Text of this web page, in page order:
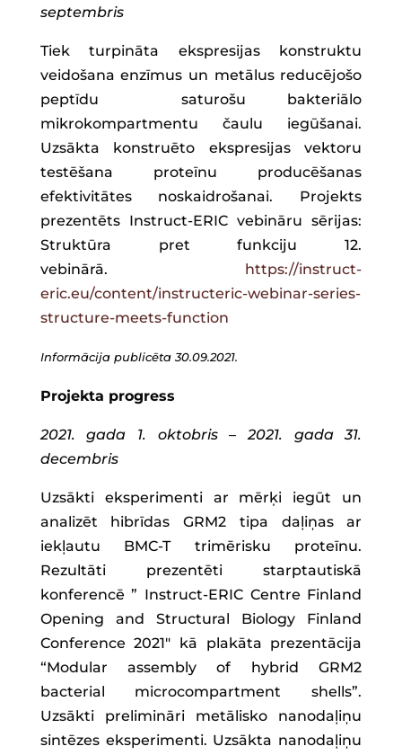
septembris
Tiek turpināta ekspresijas konstruktu
veidošana enzīmus un metālus reducējošo
peptīdu saturošu bakteriālo
mikrokompartmentu čaulu iegūšanai.
Uzsākta konstruēto ekspresijas vektoru
testēšana proteīnu producēšanas
efektivitātes noskaidrošanai. Projekts
prezentēts Instruct-ERIC vebināru sērijas:
Struktūra pret funkciju 12.
vebinārā. https://instruct-
eric.eu/content/instructeric-webinar-series-
structure-meets-function
Informācija publicēta 30.09.2021.
Projekta progress
2021. gada 1. oktobris – 2021. gada 31.
decembris
Uzsākti eksperimenti ar mērķi iegūt un
analizēt hibrīdas GRM2 tipa daļiņas ar
iekļautu BMC-T trimērisku proteīnu.
Rezultāti prezentēti starptautiskā
konferencē ” Instruct-ERIC Centre Finland
Opening and Structural Biology Finland
Conference 2021″ kā plakāta prezentācija
“Modular assembly of hybrid GRM2
bacterial microcompartment shells”.
Uzsākti prelimināri metālisko nanodaļiņu
sintēzes eksperimenti. Uzsākta nanodaļiņu